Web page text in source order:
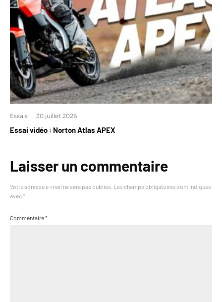
Essais · 30 juillet 2026
Essai vidéo : Norton Atlas APEX
Laisser un commentaire
Votre adresse e-mail ne sera pas publiée. Les champs obligatoires sont indiqués
avec *
Commentaire*